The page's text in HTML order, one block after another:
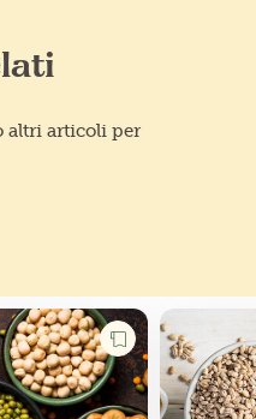
altri articoli per